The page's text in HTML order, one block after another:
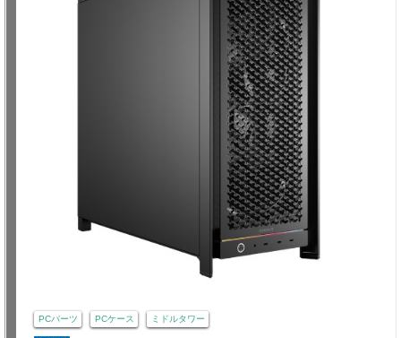
PCパーツ PCケース ミドルタワー